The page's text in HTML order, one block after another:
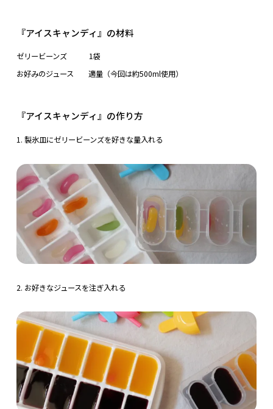
『アイスキャンディ』の材料
ゼリービーンズ 1袋
お好みのジュース 適量（今回は約500ml使用）
『アイスキャンディ』の作り方
1. 製氷皿にゼリービーンズを好きな量入れる
2. お好きなジュースを注ぎ入れる